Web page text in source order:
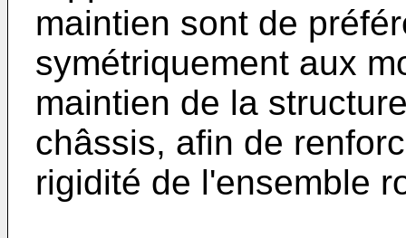
maintien sont de
symétriquement aux
maintien de la
châssis, afin de
rigidité de l'ensemble